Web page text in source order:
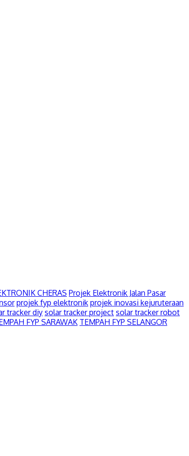
CHERAS Projek Elektronik Jalan Pasar
projek fyp elektronik projek inovasi kejuruteraan
tracker diy solar tracker project solar tracker robot
FYP SARAWAK TEMPAH FYP SELANGOR